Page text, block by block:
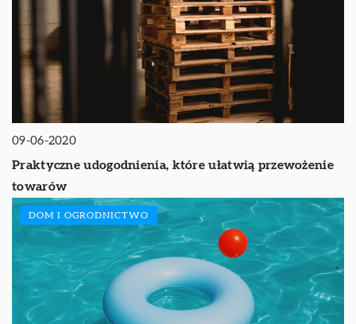
09-06-2020
Praktyczne udogodnienia, które ułatwią przewożenie
towarów
DOM I OGRODNICTWO